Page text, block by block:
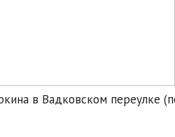
в Вадковском переулке